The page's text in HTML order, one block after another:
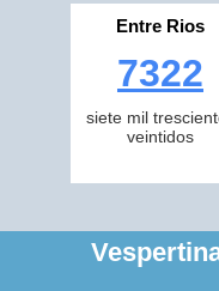
Entre Rios
7322
siete mil
veintidos